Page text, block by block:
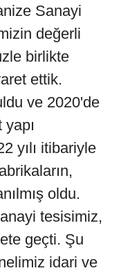
Sanayi
değerli
birlikte
ettik.
ve 2020'de
yılı itibariyle
oldu.
tesisimiz,
geçti. Şu
idari ve